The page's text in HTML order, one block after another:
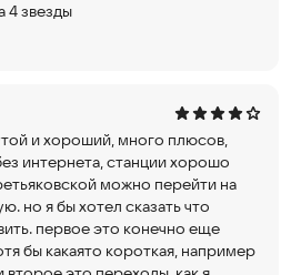
4 звезды
и хороший, много плюсов,
интернета, станции хорошо
можно перейти на
но я бы хотел сказать что
первое это конечно еще
бы какаято короткая, например